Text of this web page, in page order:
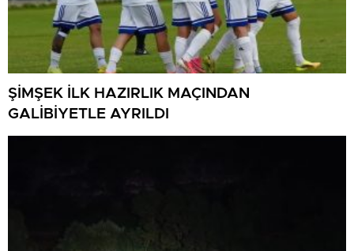
ŞİMŞEK İLK HAZIRLIK MAÇINDAN
GALİBİYETLE AYRILDI